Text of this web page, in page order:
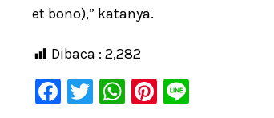
et bono),” katanya.
Dibaca : 2,282
F
T
W Pi